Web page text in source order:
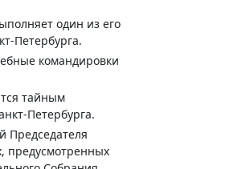
один из его
Петербурга.
командировки
тайным
Петербурга.
Председателя
предусмотренных